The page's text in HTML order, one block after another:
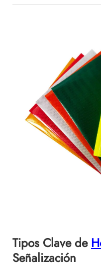
Tipos Clave de
Señalización